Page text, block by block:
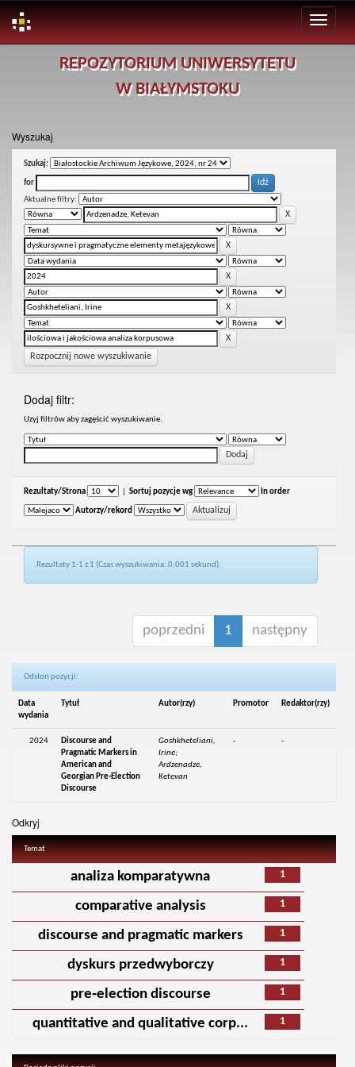
REPOZYTORIUM UNIWERSYTETU
W BIAŁYMSTOKU
Wyszukaj
Szukaj:
for
Aktualne filtry:
Rozpocznij nowe wyszukiwanie
Dodaj filtr:
Uzyj filtrów aby zagęścić wyszukiwanie.
Rezultaty/Strona Sortuj pozycje wg In order
Autorzy/rekord
Rezultaty 1-1 z 1 (Czas wyszukiwania: 0.001 sekund).
poprzedni 1 następny
Odsłon pozycji:
Data
wydania
Tytuł Autor(rzy) Promotor Redaktor(rzy)
2024
Discourse and
Pragmatic Markers in
American and
Georgian Pre-Election
Discourse
Goshkheteliani,
Irine;
Ardzenadze,
Ketevan
- -
Odkryj
Temat
1
analiza komparatywna
1
comparative analysis
1
discourse and pragmatic markers
1
dyskurs przedwyborczy
1
pre‑election discourse
1
quantitative and qualitative corp...